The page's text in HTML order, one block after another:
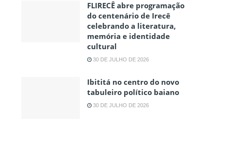
FLIRECÊ abre programação
do centenário de Irecê
celebrando a literatura,
memória e identidade
cultural
30 DE JULHO DE 2026
Ibititá no centro do novo
tabuleiro político baiano
30 DE JULHO DE 2026